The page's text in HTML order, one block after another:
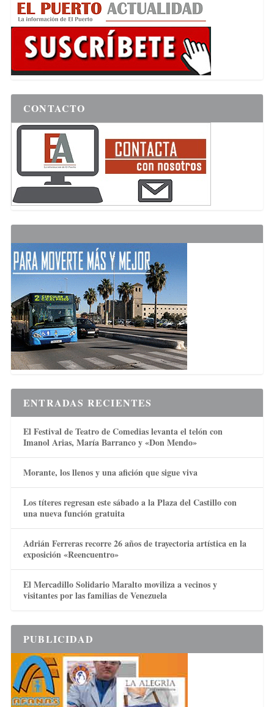
CONTACTO
ENTRADAS RECIENTES
El Festival de Teatro de Comedias levanta el telón con
Imanol Arias, María Barranco y «Don Mendo»
Morante, los llenos y una afición que sigue viva
Los títeres regresan este sábado a la Plaza del Castillo con
una nueva función gratuita
Adrián Ferreras recorre 26 años de trayectoria artística en la
exposición «Reencuentro»
El Mercadillo Solidario Maralto moviliza a vecinos y
visitantes por las familias de Venezuela
PUBLICIDAD